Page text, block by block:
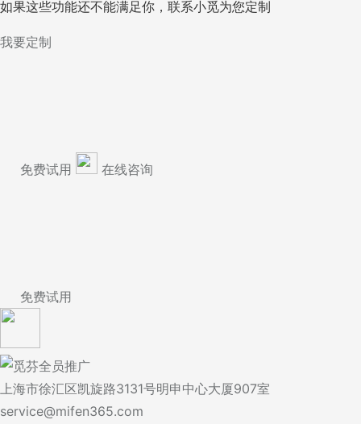
如果这些功能还不能满足你，联系小觅为您定制
我要定制
免费试用 在线咨询
免费试用
上海市徐汇区凯旋路3131号明申中心大厦907室
service@mifen365.com